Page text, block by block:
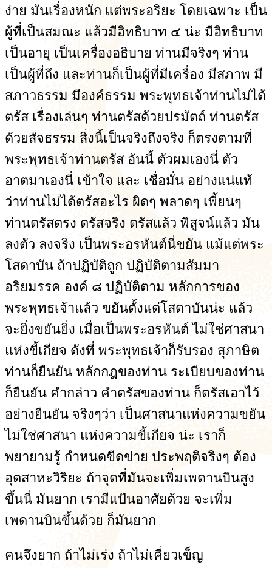
ง่าย มันเรื่องหนัก แต่พระอริยะ โดยเฉพาะ เป็น
ผู้ที่เป็นสมณะ แล้วมีอิทธิบาท ๔ น่ะ มีอิทธิบาท
เป็นอายุ เป็นเครื่องอธิบาย ท่านมีจริงๆ ท่าน
เป็นผู้ที่ถึง และท่านก็เป็นผู้ที่มีเครื่อง มีสภาพ มี
สภาวธรรม มีองค์ธรรม พระพุทธเจ้าท่านไม่ได้
ตรัส เรื่องเล่นๆ ท่านตรัสด้วยปรมัตถ์ ท่านตรัส
ด้วยสัจธรรม สิ่งนี้เป็นจริงถึงจริง ก็ตรงตามที่
พระพุทธเจ้าท่านตรัส อันนี้ ตัวผมเองนี่ ตัว
อาตมาเองนี่ เข้าใจ และ เชื่อมั่น อย่างแน่แท้
ว่าท่านไม่ได้ตรัสอะไร ผิดๆ พลาดๆ เพี้ยนๆ
ท่านตรัสตรง ตรัสจริง ตรัสแล้ว พิสูจน์แล้ว มัน
ลงตัว ลงจริง เป็นพระอรหันต์นี่ขยัน แม้แต่พระ
โสดาบัน ถ้าปฏิบัติถูก ปฏิบัติตามสัมมา
อริยมรรค องค์ ๘ ปฏิบัติตาม หลักการของ
พระพุทธเจ้าแล้ว ขยันตั้งแต่โสดาบันน่ะ แล้ว
จะยิ่งขยันยิ่ง เมื่อเป็นพระอรหันต์ ไม่ใช่ศาสนา
แห่งขี้เกียจ ดังที่ พระพุทธเจ้าก็รับรอง สุภาษิต
ท่านก็ยืนยัน หลักกฎของท่าน ระเบียบของท่าน
ก็ยืนยัน คำกล่าว คำตรัสของท่าน ก็ตรัสเอาไว้
อย่างยืนยัน จริงๆว่า เป็นศาสนาแห่งความขยัน
ไม่ใช่ศาสนา แห่งความขี้เกียจ น่ะ เราก็
พยายามรู้ กำหนดขีดข่าย ประพฤติจริงๆ ต้อง
อุตสาหะวิริยะ ถ้าจุดที่มันจะเพิ่มเพดานบินสูง
ขึ้นนี่ มันยาก เรามีแป้นอาศัยด้วย จะเพิ่ม
เพดานบินขึ้นด้วย ก็มันยาก
คนจึงยาก ถ้าไม่เร่ง ถ้าไม่เคี่ยวเข็ญ